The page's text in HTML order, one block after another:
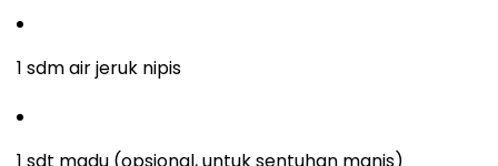
1 sdm air jeruk nipis
1 sdt madu (opsional, untuk sentuhan manis)